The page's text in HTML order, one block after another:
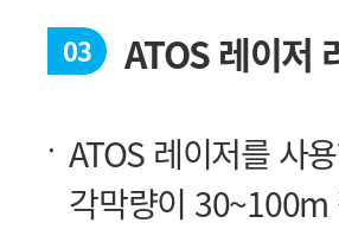
03 ATOS 레이저
각막량이 30~100m